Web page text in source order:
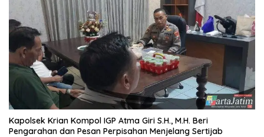
Kapolsek Krian Kompol IGP Atma Giri S.H., M.H. Beri
Pengarahan dan Pesan Perpisahan Menjelang Sertijab